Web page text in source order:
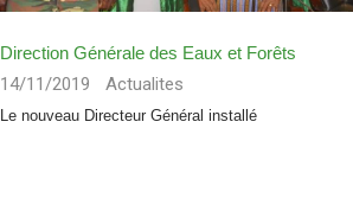
Direction Générale des Eaux et Forêts
14/11/2019 Actualites
Le nouveau Directeur Général installé